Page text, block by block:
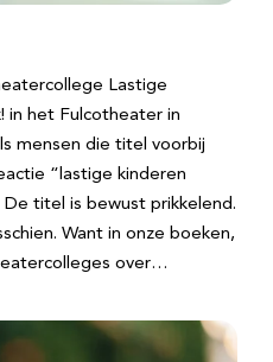
Lastige
in het Fulcotheater in
mensen die titel voorbij
“lastige kinderen
titel is bewust prikkelend.
Want in onze boeken,
over…